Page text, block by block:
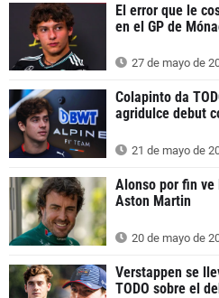
El error que le
en el GP de
27 de mayo de
Colapinto da
agridulce debut
21 de mayo de
Alonso por fin
Aston Martin
20 de mayo de
Verstappen se
TODO sobre el